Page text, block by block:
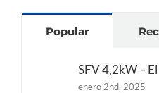
Popular
SFV 4,2kW –
enero 2nd, 2025